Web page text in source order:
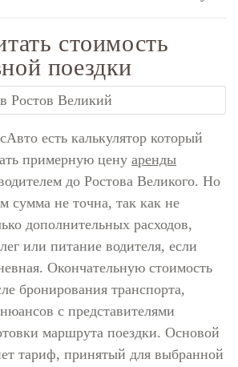
стоимость
поездки
есть калькулятор который
примерную цену аренды
до Ростова Великого. Но
сумма не точна, так как не
дополнительных расходов,
или питание водителя, если
Окончательную стоимость
бронирования транспорта,
с представителями
маршрута поездки. Основой
тариф, принятый для выбранной